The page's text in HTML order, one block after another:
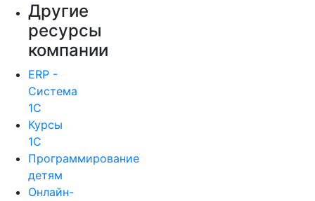
Другие
ресурсы
компании
ERP -
Система
1С
Курсы
1С
Программирование
детям
Онлайн-